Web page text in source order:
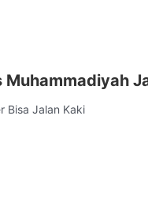
Bisa Jalan Kaki